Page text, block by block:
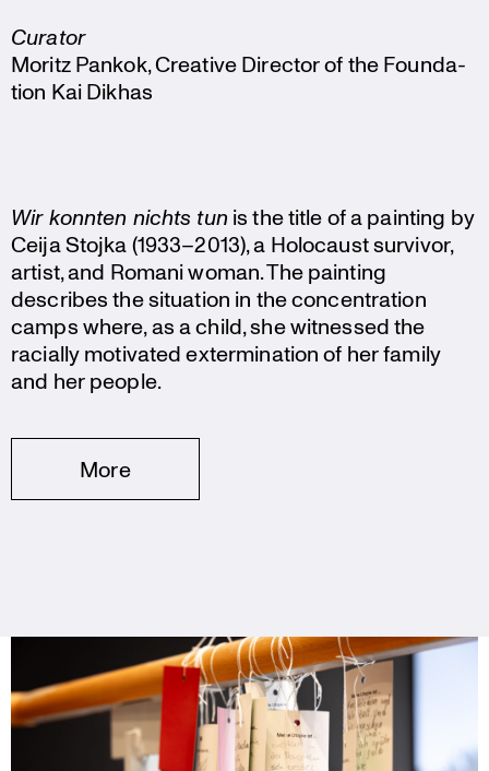
Wir konnten nichts tun is the title of a painting by
Ceija Stojka (1933–2013), a Holocaust survivor,
artist, and Romani woman. The painting
describes the situation in the concen­tra­tion
camps where, as a child, she witnessed the
racially motivated exter­mi­na­tion of her family
and her people.
More
Curator
Moritz Pankok, Creative Director of the Founda­
tion Kai Dikhas